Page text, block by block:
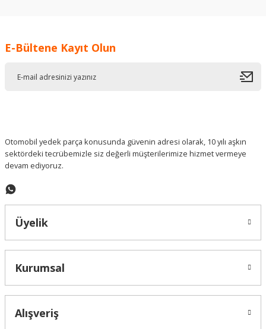
Ürün resmi kalitesiz, bozuk veya görüntülenemiyor.
E-Bültene Kayıt Olun
Otomobil yedek parça konusunda güvenin adresi olarak, 10 yılı aşkın
sektördeki tecrübemizle siz değerli müşterilerimize hizmet vermeye
devam ediyoruz.
Üyelik
Kurumsal
Alışveriş